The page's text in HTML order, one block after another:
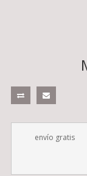
envío gratis